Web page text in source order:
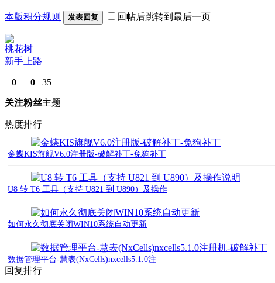
本版积分规则 发表回复 回帖后跳转到最后一页
桃花树
新手上路
0
关注
0
粉丝
35
主题
热度排行
金蝶KIS旗舰V6.0注册版-破解补丁-免狗补丁
U8 转 T6 工具（支持 U821 到 U890）及操作
如何永久彻底关闭WIN10系统自动更新
数据管理平台-慧表(NxCells)nxcells5.1.0注
回复排行